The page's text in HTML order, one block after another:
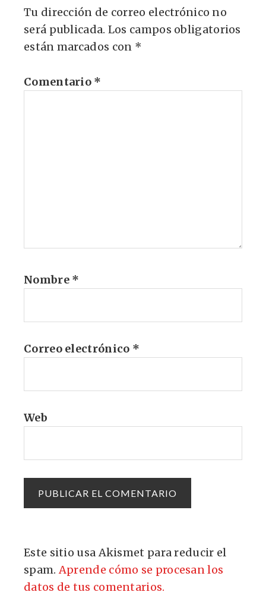
Tu dirección de correo electrónico no
será publicada. Los campos obligatorios
están marcados con *
Comentario *
Nombre *
Correo electrónico *
Web
Este sitio usa Akismet para reducir el
spam.Aprende cómo se procesan los
datos de tus comentarios.